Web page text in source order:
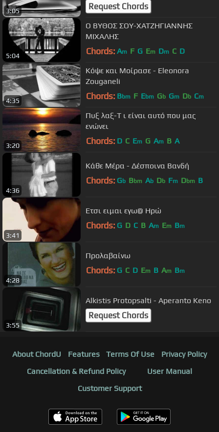
3:05 Request Chords
5:04
Ο ΒΥΘΟΣ ΣΟΥ-ΧΑΤΖΗΓΙΑΝΝΗΣ
ΜΙΧΑΛΗΣ
Chords: Am F G Em Dm C D
4:35
Κόψε και Μοίρασε - Eleonora
Zouganeli
Chords: Bbm F Ebm Gb Gm Db Cm
3:20
Πυξ λαξ-Τ ι είναι αυτό που μας
ενώνει
Chords: D C Em G Am B A
4:36
Κάθε Μέρα - Δέσποινα Βανδή
Chords: Gb Bbm Ab Db Fm Dbm B
3:41
Ετσι ειμαι εγω@ Ηρώ
Chords: G D C B Am Em Bm
4:28
Προλαβαίνω
Chords: G C D Em B Am Bm
3:55
Alkistis Protopsalti - Aperanto Keno
Request Chords
About ChordU Features Terms Of Use
Privacy Policy
Cancellation & Refund Policy
User Manual
Customer Support